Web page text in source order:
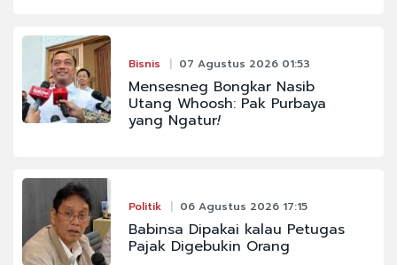
Bisnis 07 Agustus 2026 01:53
Mensesneg Bongkar Nasib
Utang Whoosh: Pak Purbaya
yang Ngatur!
Politik 06 Agustus 2026 17:15
Babinsa Dipakai kalau Petugas
Pajak Digebukin Orang